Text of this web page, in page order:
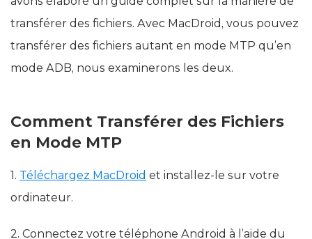
transférer des fichiers. Avec MacDroid, vous pouvez
transférer des fichiers autant en mode MTP qu’en
mode ADB, nous examinerons les deux.
Comment Transférer des Fichiers
en Mode MTP
1. Téléchargez MacDroid et installez-le sur votre
ordinateur.
2. Connectez votre téléphone Android à l’aide du